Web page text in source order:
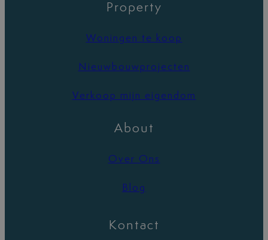
Property
Woningen te koop
Nieuwbouwprojecten
Verkoop mijn eigendom
About
Over Ons
Blog
Kontact